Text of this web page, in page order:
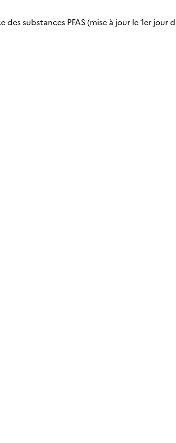
substances PFAS (mise à jour le 1er jour